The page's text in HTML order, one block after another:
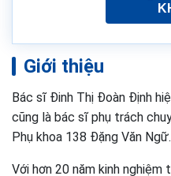
Giới thiệu
Bác sĩ Đinh Thị Đoàn Định
cũng là bác sĩ phụ trách
Phụ khoa 138 Đặng Văn Ngữ.
Với hơn 20 năm kinh